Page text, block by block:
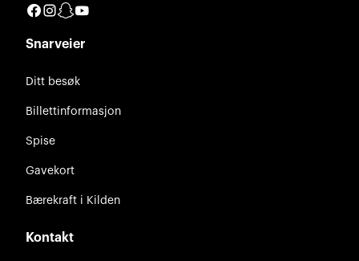
Facebook
Instagram
Snapchat
Snarveier
Ditt besøk
Billettinformasjon
Spise
Gavekort
Bærekraft i Kilden
Kontakt